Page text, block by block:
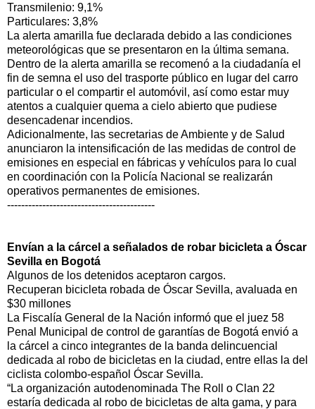
Transmilenio: 9,1%
Particulares: 3,8%
La alerta amarilla fue declarada debido a las condiciones
meteorológicas que se presentaron en la última semana.
Dentro de la alerta amarilla se recomenó a la ciudadanía el
fin de semna el uso del trasporte público en lugar del carro
particular o el compartir el automóvil, así como estar muy
atentos a cualquier quema a cielo abierto que pudiese
desencadenar incendios.
Adicionalmente, las secretarias de Ambiente y de Salud
anunciaron la intensificación de las medidas de control de
emisiones en especial en fábricas y vehículos para lo cual
en coordinación con la Policía Nacional se realizarán
operativos permanentes de emisiones.
------------------------------------------
Envían a la cárcel a señalados de robar bicicleta a Óscar
Sevilla en Bogotá
Algunos de los detenidos aceptaron cargos.
Recuperan bicicleta robada de Óscar Sevilla, avaluada en
$30 millones
La Fiscalía General de la Nación informó que el juez 58
Penal Municipal de control de garantías de Bogotá envió a
la cárcel a cinco integrantes de la banda delincuencial
dedicada al robo de bicicletas en la ciudad, entre ellas la del
ciclista colombo-español Óscar Sevilla.
“La organización autodenominada The Roll o Clan 22
estaría dedicada al robo de bicicletas de alta gama, y para